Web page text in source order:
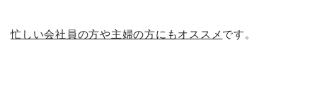
忙しい会社員の方や主婦の方にもオススメ です。